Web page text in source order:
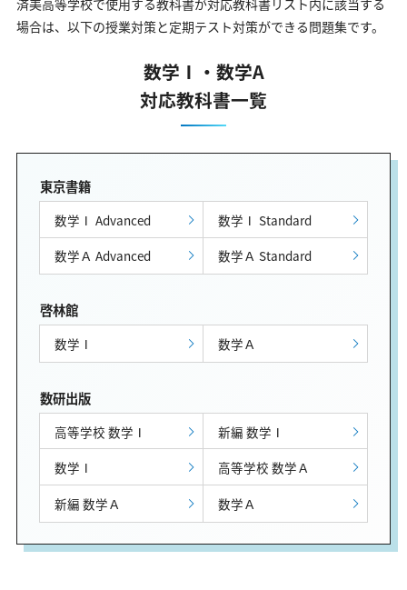
場合は、以下の授業対策と定期テスト対策ができる問題集です。
数学Ⅰ・数学A
対応教科書一覧
東京書籍
数学Ⅰ Advanced
数学Ⅰ Standard
数学Ａ Advanced
数学Ａ Standard
啓林館
数学Ⅰ 数学Ａ
数研出版
高等学校 数学Ⅰ
新編 数学Ⅰ
数学Ⅰ
高等学校 数学Ａ
新編 数学Ａ
数学Ａ